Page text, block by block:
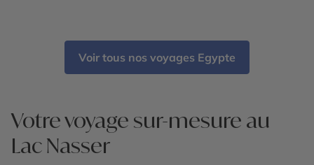
Voir tous nos voyages Egypte
Votre voyage sur-mesure au
Lac Nasser